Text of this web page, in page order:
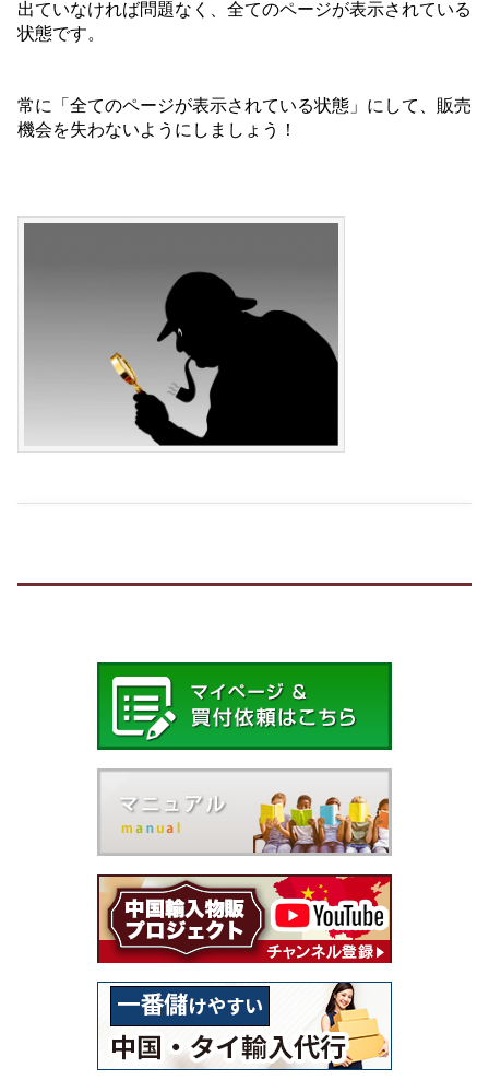
出ていなければ問題なく、全てのページが表示されている
状態です。
常に「全てのページが表示されている状態」にして、販売
機会を失わないようにしましょう！